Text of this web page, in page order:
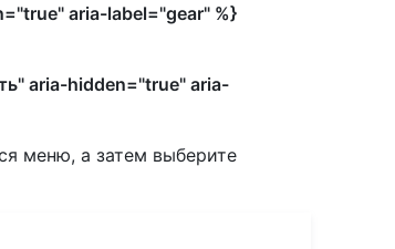
aria-label="gear" %}
aria-hidden="true" aria-
меню, а затем выберите